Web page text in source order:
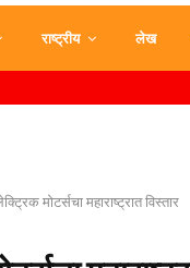
राष्ट्रीय लेख
⇝
मोटर्सचा महाराष्ट्रात विस्तार